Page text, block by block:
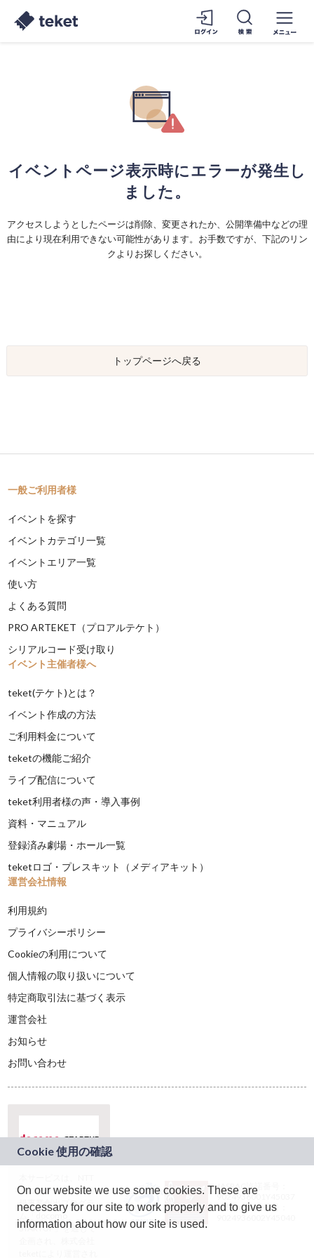
イベントページ表示時にエラーが発生し
ました。
アクセスしようとしたページは削除、変更されたか、公開準備中などの理
由により現在利用できない可能性があります。お手数ですが、下記のリン
クよりお探しください。
トップページへ戻る
一般ご利用者様
イベントを探す
イベントカテゴリ一覧
イベントエリア一覧
使い方
よくある質問
PRO ARTEKET（プロアルテケト）
シリアルコード受け取り
イベント主催者様へ
teket(テケト)とは？
イベント作成の方法
ご利用料金について
teketの機能ご紹介
ライブ配信について
teket利用者様の声・導入事例
資料・マニュアル
登録済み劇場・ホール一覧
teketロゴ・プレスキット（メディアキット）
運営会社情報
利用規約
プライバシーポリシー
Cookieの利用について
個人情報の取り扱いについて
特定商取引法に基づく表示
運営会社
お知らせ
お問い合わせ
ドコモグループの新
規事業創出プログラ
ム「docomo
STARTUP」を通じて
JASRAC許諾番号：
9024936001Y45037
JASRAC許諾番号：
On our website we use some cookies. These are
necessary for our site to work properly and to give us
information about how our site is used.